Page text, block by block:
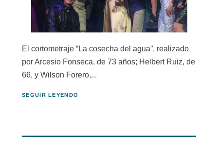
El cortometraje “La cosecha del agua”, realizado
por Arcesio Fonseca, de 73 años; Helbert Ruiz, de
66, y Wilson Forero,...
SEGUIR LEYENDO